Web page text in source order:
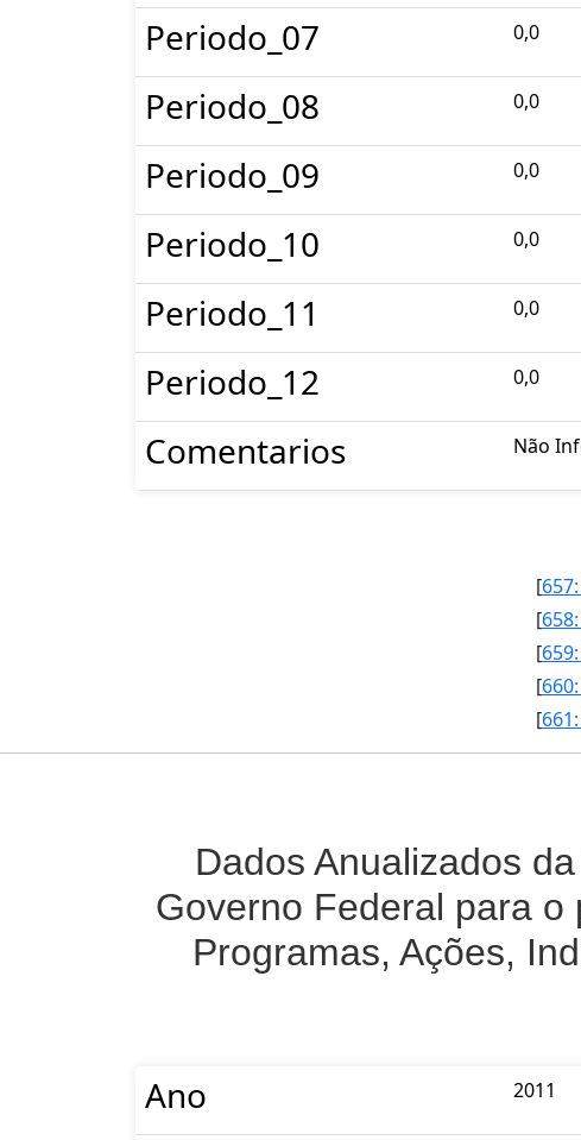
Periodo_07 0,0
Periodo_08 0,0
Periodo_09 0,0
Periodo_10 0,0
Periodo_11 0,0
Periodo_12 0,0
Comentarios Não
[
[
[
[
[
Dados Anualizados
Governo Federal para
Programas, Ações,
Ano 2011